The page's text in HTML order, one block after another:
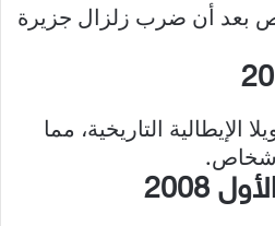
بعد أن ضرب زلزال جزيرة
الإيطالية التاريخية، مما